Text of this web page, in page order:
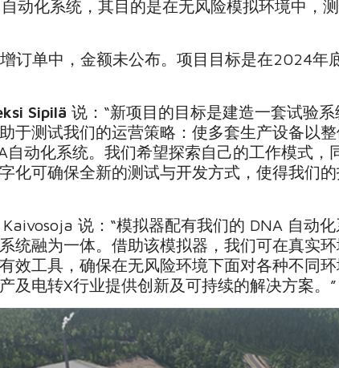
动化系统，其目的是在无风险模拟环境中，
订单中，金额未公布。项目目标是在2024年
Sipilä 说：“新项目的目标是建造一套试验
于测试我们的运营策略：使多套生产设备以
动化系统。我们希望探索自己的工作模式，
化可确保全新的测试与开发方式，使得我们
说：“模拟器配有我们的 DNA 自动
统融为一体。借助该模拟器，我们可在真实
效工具，确保在无风险环境下面对各种不同
及电转X行业提供创新及可持续的解决方案。”